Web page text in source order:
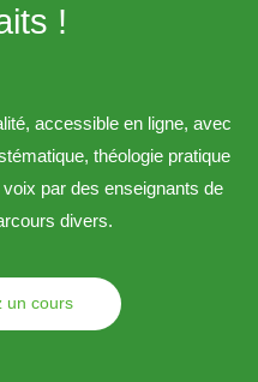
!
accessible en ligne, avec
théologie pratique
par des enseignants de
divers.
un cours